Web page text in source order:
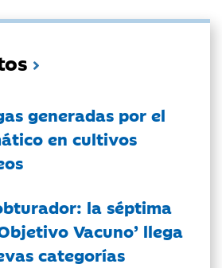
generadas por el
en cultivos
la séptima
Vacuno’ llega
categorías